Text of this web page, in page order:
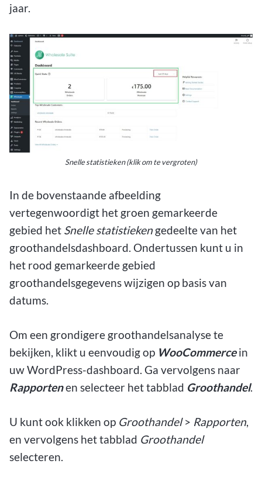
jaar.
Snelle statistieken (klik om te vergroten)
In de bovenstaande afbeelding
vertegenwoordigt het groen gemarkeerde
gebied het Snelle statistiekengedeelte van het
groothandelsdashboard. Ondertussen kunt u in
het rood gemarkeerde gebied
groothandelsgegevens wijzigen op basis van
datums.
Om een grondigere groothandelsanalyse te
bekijken, klikt u eenvoudig op WooCommercein
uw WordPress-dashboard. Ga vervolgens naar
Rapportenen selecteer het tabblad Groothandel.
U kunt ook klikken op Groothandel> Rapporten,
en vervolgens het tabblad Groothandel
selecteren.